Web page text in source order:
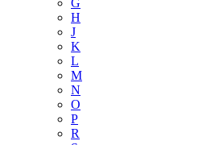
G
H
J
K
L
M
N
O
P
R